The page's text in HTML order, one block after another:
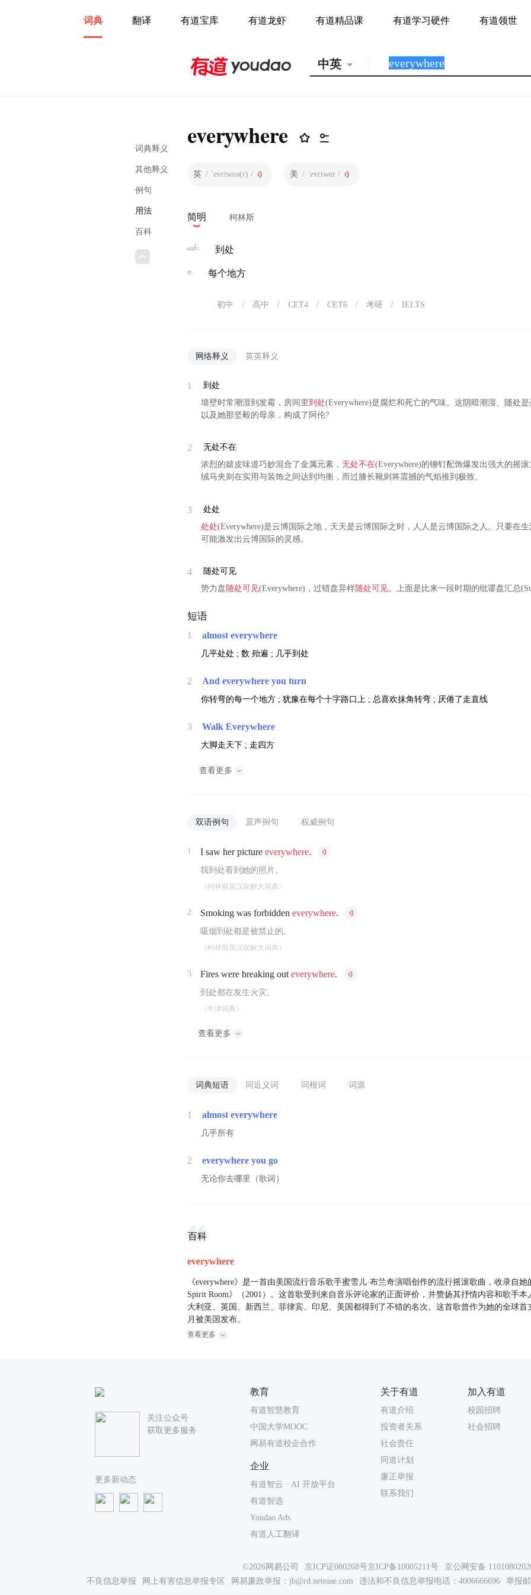
词典 翻译 有道宝库 有道龙虾 有道精品课 有道学习硬件 有道领世
中英
词典释义
其他释义
例句
用法
百科
everywhere
英 / ˈevriweə(r) / 美 / ˈevriwer /
简明 柯林斯
adv. 到处
n. 每个地方
初中 / 高中 / CET4 / CET6 / 考研 / IELTS
网络释义 英英释义
1
到处
墙壁时常潮湿到发霉，房间里到处(Everywhere)是腐烂和死亡的气味。这阴暗潮湿、随处是
以及她那坚毅的母亲，构成了阿伦?
2
无处不在
浓烈的嬉皮味道巧妙混合了金属元素，无处不在(Everywhere)的铆钉配饰爆发出强大的摇
绒马夹则在实用与装饰之间达到均衡，而过膝长靴则将震撼的气焰推到极致。
3
处处
处处(Everywhere)是云博国际之地，天天是云博国际之时，人人是云博国际之人。只要在
可能激发出云博国际的灵感。
4
随处可见
势力盘 随处可见(Everywhere)，过错盘异样随处可见。上面是比来一段时期的纰谬盘汇总
短语
1 almost everywhere
几平处处 ;数殆遍 ; 几乎到处
2 And everywhere you turn
你转弯的每一个地方 ; 犹豫在每个十字路口上 ; 总喜欢抹角转弯 ; 厌倦了走直线
3 Walk Everywhere
大脚走天下 ; 走四方
查看更多
双语例句 原声例句 权威例句
1 I saw her pictureeverywhere.
我到处看到她的照片。
《柯林斯英汉双解大词典》
2 Smoking was forbiddeneverywhere.
吸烟到处都是被禁止的。
《柯林斯英汉双解大词典》
3 Fires were breaking outeverywhere.
到处都在发生火灾。
《牛津词典》
查看更多
词典短语 同近义词 同根词 词源
1 almost everywhere
几乎所有
2 everywhere you go
无论你去哪里（歌词）
百科
everywhere
《everywhere》是一首由美国流行音乐歌手蜜雪儿·布兰奇演唱创作的流行摇滚歌曲，收录自她
Spirit Room》（2001）。这首歌受到来自音乐评论家的正面评价，并赞扬其抒情内容和歌手本
大利亚、英国、新西兰、菲律宾、印尼、美国都得到了不错的名次。这首歌曾作为她的全球首
月被美国发布。
查看更多
关注公众号
获取更多服务
更多新动态
教育
有道智慧教育
中国大学MOOC
网易有道校企合作
关于有道
有道介绍
投资者关系
社会责任
同道计划
廉正举报
联系我们
加入有道
校园招聘
社会招聘
企业
有道智云 · AI 开放平台
有道智选
Youdao Ads
有道人工翻译
©2026网易公司 京ICP证080268号京ICP备10005211号
京公网安备
不良信息举报
网上有害信息举报专区 网易廉政举报： jb@rd.netease.com 违法和不良信息举报电话：4006666696 举报